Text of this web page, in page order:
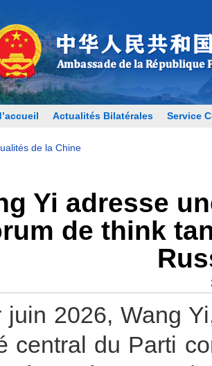
Actualités Bilatérales Service
de la Chine
Yi adresse
de think
juin 2026, Wang
central du Parti